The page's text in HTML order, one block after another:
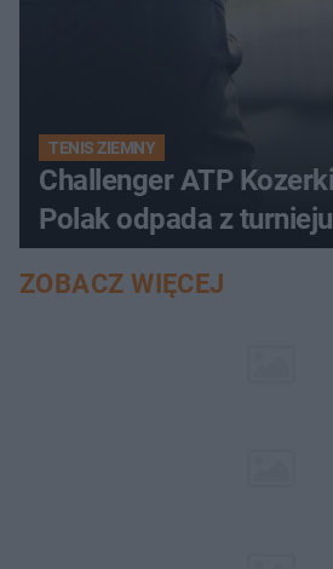
TENIS ZIEMNY
Challenger ATP
Polak odpada z turnieju
ZOBACZ WIĘCEJ